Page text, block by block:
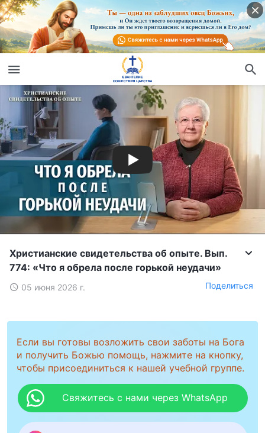
Христианские свидетельства об опыте. Вып.
774: «Что я обрела после горькой неудачи»
05 июня 2026 г. Поделиться
Если вы готовы возложить свои заботы на Бога
и получить Божью помощь, нажмите на кнопку,
чтобы присоединиться к нашей учебной группе.
Свяжитесь с нами через WhatsApp